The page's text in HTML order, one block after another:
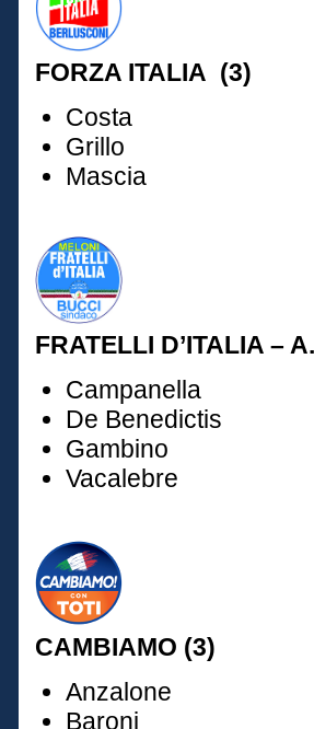
FORZA ITALIA (3)
Costa
Grillo
Mascia
FRATELLI D’ITALIA –
Campanella
De Benedictis
Gambino
Vacalebre
CAMBIAMO (3)
Anzalone
Baroni